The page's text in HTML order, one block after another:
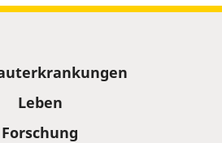
Leben
Forschung